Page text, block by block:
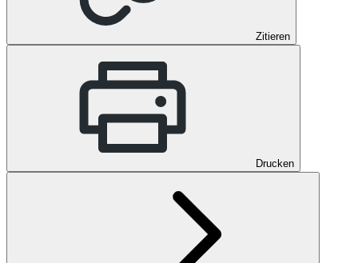
Zitieren
Drucken